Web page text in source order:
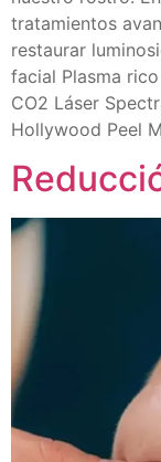
tratamientos
restaurar
facial Plasma
CO2 Láser
Hollywood Peel